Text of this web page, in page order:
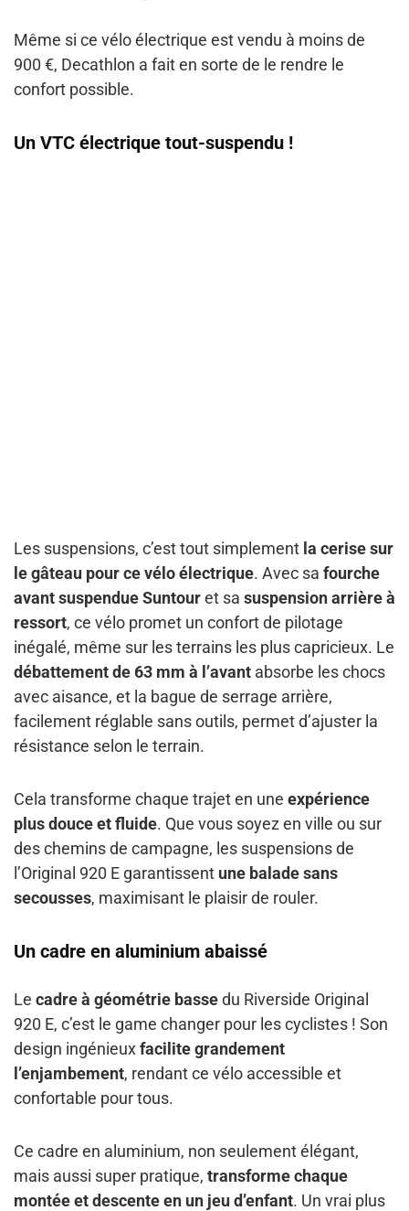
Même si ce vélo électrique est vendu à moins de
900 €, Decathlon a fait en sorte de le rendre le
confort possible.
Un VTC électrique tout-suspendu !
Les suspensions, c’est tout simplement la cerise sur
le gâteau pour ce vélo électrique. Avec sa fourche
avant suspendue Suntouret sa suspension arrière à
ressort, ce vélo promet un confort de pilotage
inégalé, même sur les terrains les plus capricieux. Le
débattement de 63 mm à l’avant absorbe les chocs
avec aisance, et la bague de serrage arrière,
facilement réglable sans outils, permet d’ajuster la
résistance selon le terrain.
Cela transforme chaque trajet en une expérience
plus douce et fluide. Que vous soyez en ville ou sur
des chemins de campagne, les suspensions de
l’Original 920 E garantissent une balade sans
secousses, maximisant le plaisir de rouler.
Un cadre en aluminium abaissé
Le cadre à géométrie bassedu Riverside Original
920 E, c’est le game changer pour les cyclistes ! Son
design ingénieuxfacilite grandement
l’enjambement, rendant ce vélo accessible et
confortable pour tous.
Ce cadre en aluminium, non seulement élégant,
mais aussi super pratique, transforme chaque
montée et descente en un jeu d’enfant. Un vrai plus